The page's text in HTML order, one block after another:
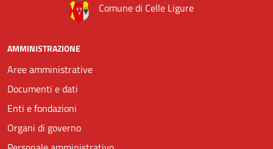
Comune di Celle Ligure
AMMINISTRAZIONE
Aree amministrative
Documenti e dati
Enti e fondazioni
Organi di governo